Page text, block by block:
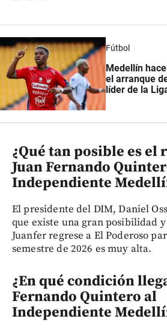
Fútbol
Medellín
el arranque
líder de la
¿Qué tan posible es el
Juan Fernando
Independiente
El presidente del DIM, Daniel
que existe una gran posibilidad
Juanfer regrese a El Poderoso
semestre de 2026 es muy alta.
¿En qué condición
Fernando Quintero al
Independiente